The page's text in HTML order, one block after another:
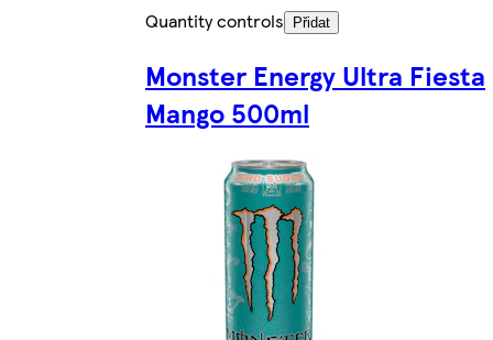
Quantity controls
Přidat
Monster Energy Ultra Fiesta
Mango 500ml